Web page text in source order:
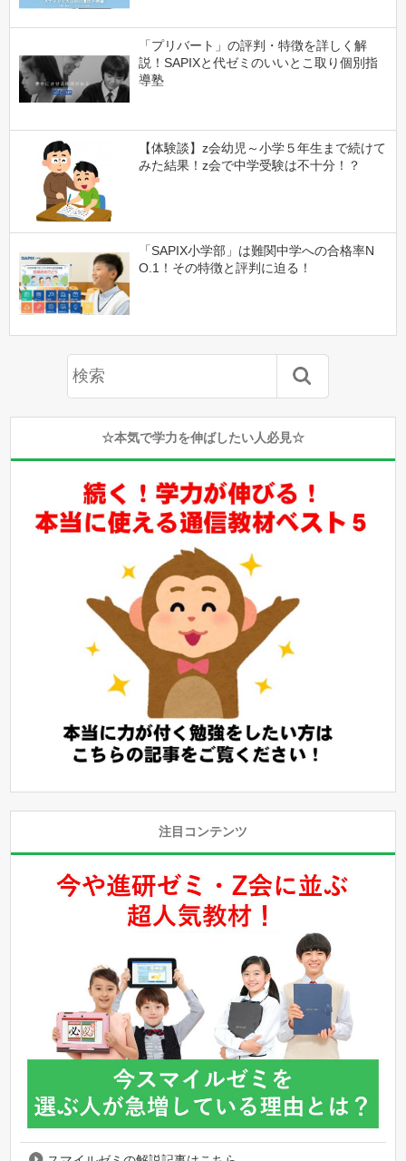
「プリバート」の評判・特徴を詳しく解
説！SAPIXと代ゼミのいいとこ取り個別指
導塾
【体験談】z会幼児～小学５年生まで続けて
みた結果！z会で中学受験は不十分！？
「SAPIX小学部」は難関中学への合格率N
O.1！その特徴と評判に迫る！
☆本気で学力を伸ばしたい人必見☆
注目コンテンツ